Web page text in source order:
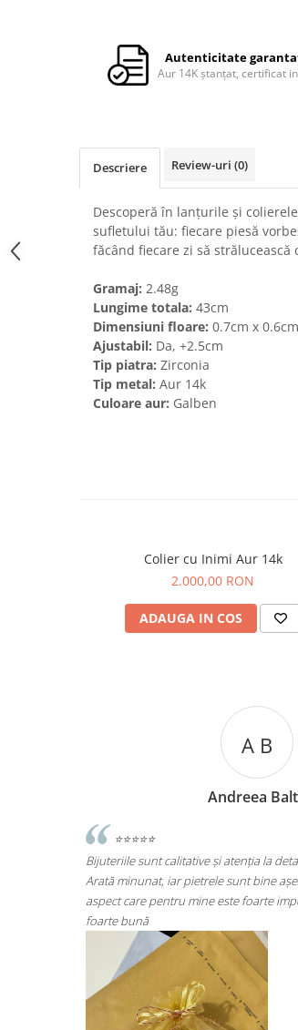
Autenticitate
Aur 14K ștanțat, certificat
Descriere Review-uri (0)
Descoperă în lanțurile și
sufletului tău: fiecare piesă
făcând fiecare zi să strălucească
Gramaj: 2.48g
Lungime totala: 43cm
Dimensiuni floare: 0.7cm x 0.6cm
Ajustabil: Da, +2.5cm
Tip piatra: Zirconia
Tip metal: Aur 14k
Culoare aur: Galben
Colier cu Inimi Aur 14k
2.000,00 RON
ADAUGA IN COS
A C
Andreea
⭐⭐⭐⭐⭐
Super mulțumită!! Sunt superbi